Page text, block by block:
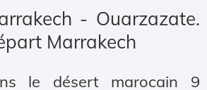
- Ouarzazate.
Marrakech
le désert marocain 9